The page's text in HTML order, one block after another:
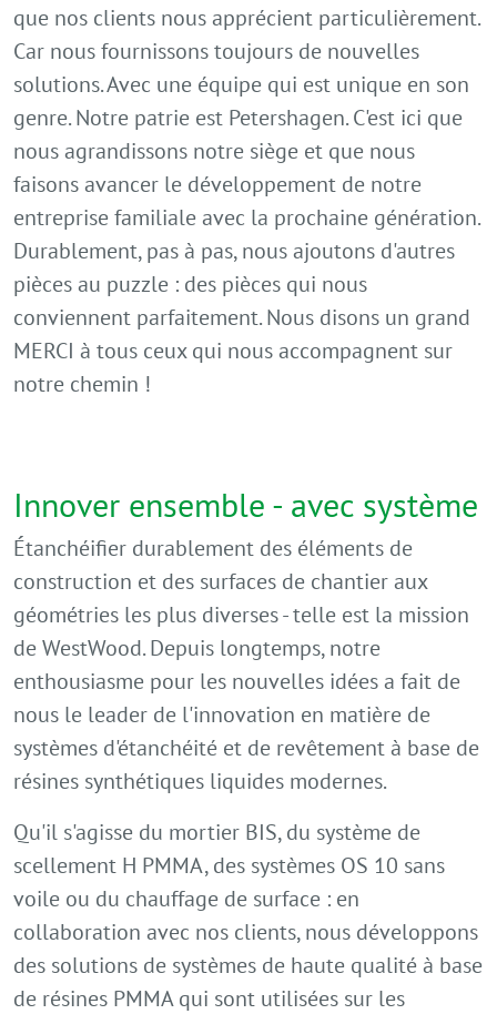
que nos clients nous apprécient particulièrement.
Car nous fournissons toujours de nouvelles
solutions. Avec une équipe qui est unique en son
genre. Notre patrie est Petershagen. C'est ici que
nous agrandissons notre siège et que nous
faisons avancer le développement de notre
entreprise familiale avec la prochaine génération.
Durablement, pas à pas, nous ajoutons d'autres
pièces au puzzle : des pièces qui nous
conviennent parfaitement. Nous disons un grand
MERCI à tous ceux qui nous accompagnent sur
notre chemin !
Innover ensemble - avec système
Étanchéifier durablement des éléments de
construction et des surfaces de chantier aux
géométries les plus diverses - telle est la mission
de WestWood. Depuis longtemps, notre
enthousiasme pour les nouvelles idées a fait de
nous le leader de l'innovation en matière de
systèmes d'étanchéité et de revêtement à base de
résines synthétiques liquides modernes.
Qu'il s'agisse du mortier BIS, du système de
scellement H PMMA, des systèmes OS 10 sans
voile ou du chauffage de surface : en
collaboration avec nos clients, nous développons
des solutions de systèmes de haute qualité à base
de résines PMMA qui sont utilisées sur les